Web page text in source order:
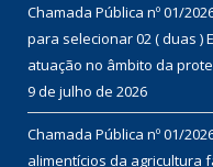
Chamada Pública nº 01/
para selecionar 02 ( duas )
atuação no âmbito da
9 de julho de 2026
Chamada Pública nº 01/
alimentícios da agricultura